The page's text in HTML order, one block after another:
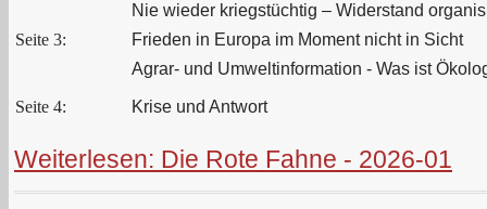
Nie wieder kriegstüchtig – Widerstand
Seite 3:
Frieden in Europa im Moment nicht in Sicht
Agrar- und Umweltinformation - Was ist
Seite 4: Krise und Antwort
Weiterlesen: Die Rote Fahne - 2026-01